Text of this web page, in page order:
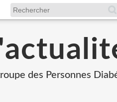
des Personnes